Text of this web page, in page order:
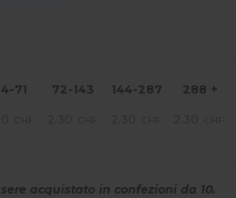
71 72-143 144-287 288 +
acquistato in confezioni da 10.